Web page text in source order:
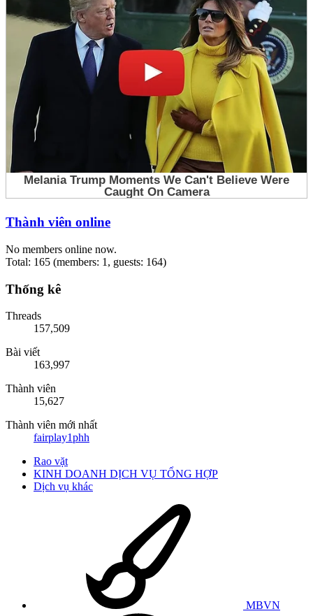
Thành viên online
No members online now.
Total: 165 (members: 1, guests: 164)
Thống kê
Threads
157,509
Bài viết
163,997
Thành viên
15,627
Thành viên mới nhất
fairplay1phh
Rao vặt
KINH DOANH DỊCH VỤ TỔNG HỢP
Dịch vụ khác
MBVN